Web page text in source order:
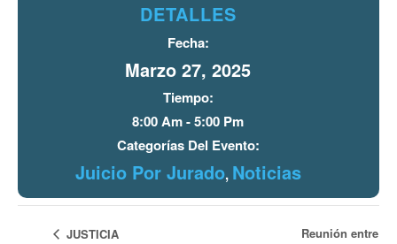
DETALLES
Fecha:
Marzo 27, 2025
Tiempo:
8:00 Am - 5:00 Pm
Categorías Del Evento:
Juicio Por Jurado, Noticias
JUSTICIA
Reunión entre